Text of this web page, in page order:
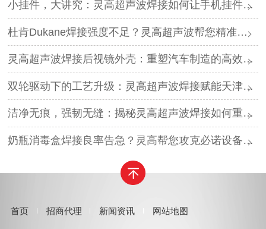
小挂件，大讲究：灵高超声波焊接如何让手机挂件更“抗造”？
杜肯Dukane焊接强度不足？灵高超声波帮您精准破局
灵高超声波焊接后视镜外壳：重塑汽车制造的高效与美学
双轮驱动下的工艺升级：灵高超声波焊接赋能天津汽车与电子产业
洁净无痕，强韧无缝：揭秘灵高超声波焊接如何重塑吸尘器焊接工艺
奶瓶消毒盒焊接良率告急？灵高帮您攻克必诺设备继电器失效难题
首页 招商代理 新闻资讯 网站地图